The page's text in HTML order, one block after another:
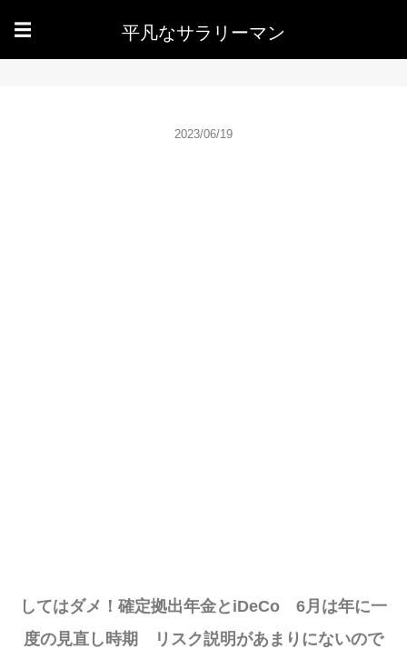
☰ 平凡なサラリーマン
2023/06/19
してはダメ！確定拠出年金とiDeCo 6月は年に一
度の見直し時期 リスク説明があまりにないので